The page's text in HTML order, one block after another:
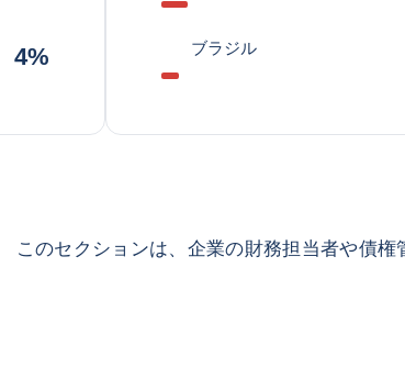
4% ブラジル
このセクションは、企業の財務担当者や債権